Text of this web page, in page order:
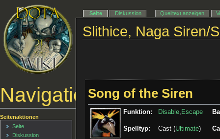
Slithice, Naga Siren/
Song of the Siren
Funktion: Disable, Escape
Spelltyp: Cast (Ultimate)
Navigationsmenü
Seite Diskussion Quelltext anzeigen
Seitenaktionen
Seite
Diskussion